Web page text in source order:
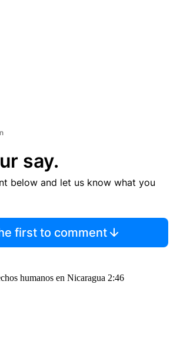
say.
below and let us know what you
first to comment
humanos en Nicaragua 2:46